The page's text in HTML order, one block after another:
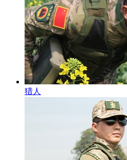
猎人